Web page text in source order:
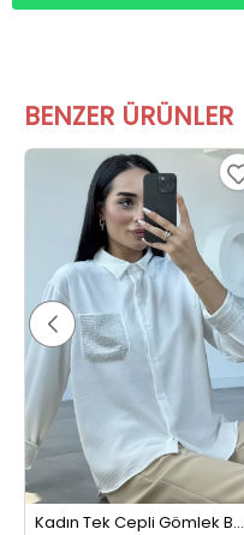
BENZER ÜRÜNLER
Kadın Tek Cepli Gömlek Beyaz